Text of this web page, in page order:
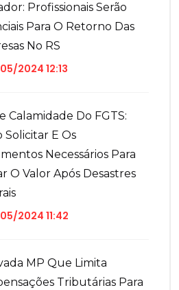
Profissionais Serão
Para O Retorno Das
No RS
2024 12:13
Calamidade Do FGTS:
Solicitar E Os
Necessários Para
O Valor Após Desastres
2024 11:42
MP Que Limita
Tributárias Para